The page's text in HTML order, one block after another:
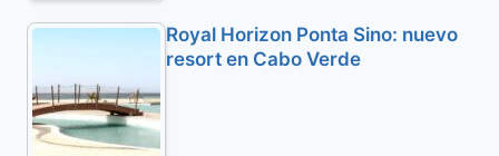
Royal Horizon Ponta Sino: nuevo
resort en Cabo Verde